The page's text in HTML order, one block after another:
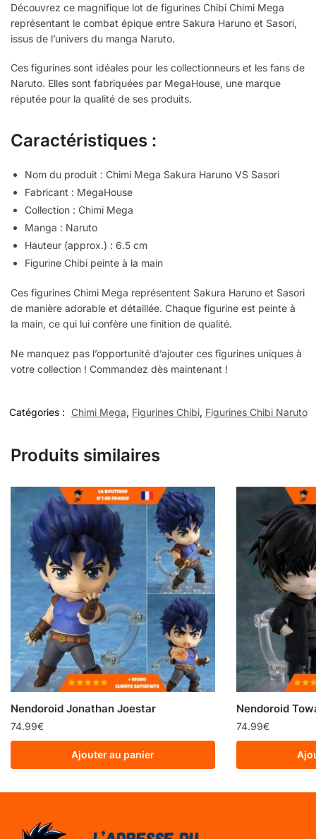
Découvrez ce magnifique lot de figurines Chibi Chimi Mega
représentant le combat épique entre Sakura Haruno et Sasori,
issus de l’univers du manga Naruto.
Ces figurines sont idéales pour les collectionneurs et les fans de
Naruto. Elles sont fabriquées par MegaHouse, une marque
réputée pour la qualité de ses produits.
Caractéristiques :
Nom du produit : Chimi Mega Sakura Haruno VS Sasori
Fabricant : MegaHouse
Collection : Chimi Mega
Manga : Naruto
Hauteur (approx.) : 6.5 cm
Figurine Chibi peinte à la main
Ces figurines Chimi Mega représentent Sakura Haruno et Sasori
de manière adorable et détaillée. Chaque figurine est peinte à
la main, ce qui lui confère une finition de qualité.
Ne manquez pas l’opportunité d’ajouter ces figurines uniques à
votre collection ! Commandez dès maintenant !
Catégories : Chimi Mega, Figurines Chibi, Figurines Chibi Naruto
Produits similaires
Nendoroid Jonathan Joestar
74.99€
Ajouter au panier
Nendoroid
74.99€